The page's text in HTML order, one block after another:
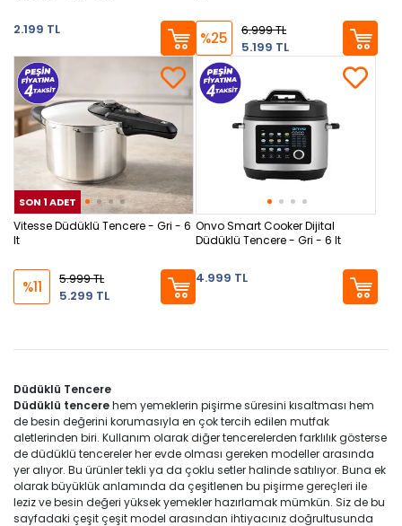
2.199 TL %25
6.999 TL
5.199 TL
SON 1 ADET
Vitesse Düdüklü Tencere - Gri - 6
lt
%11
5.999 TL
5.299 TL
Onvo Smart Cooker Dijital
Düdüklü Tencere - Gri - 6 lt
4.999 TL
Düdüklü Tencere
Düdüklü tencerehem yemeklerin pişirme süresini kısaltması hem
de besin değerini korumasıyla en çok tercih edilen mutfak
aletlerinden biri. Kullanım olarak diğer tencerelerden farklılık gösterse
de düdüklü tencereler her evde olması gereken modeller arasında
yer alıyor. Bu ürünler tekli ya da çoklu setler halinde satılıyor. Buna ek
olarak büyüklük anlamında da çeşitlenen bu pişirme gereçleri ile
leziz ve besin değeri yüksek yemekler hazırlamak mümkün. Siz de bu
sayfadaki çeşit çeşit model arasından ihtiyacınız doğrultusunda